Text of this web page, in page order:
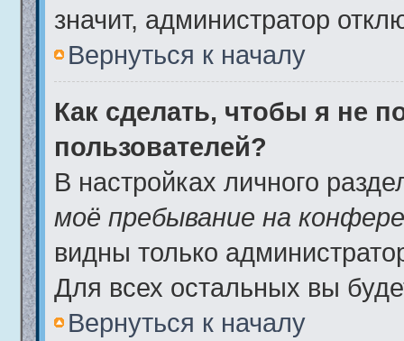
значит, администратор
Вернуться к началу
Как сделать, чтобы я не
пользователей?
В настройках личного
моё пребывание на
видны только
Для всех остальных вы
Вернуться к началу